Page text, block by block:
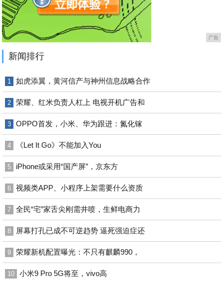
广告
新闻排行
1 如虎添翼，黄河信产与神州信息战略合作
2 荣耀、红米负责人杠上 电视开机广告和
3 OPPO首发，小米、华为跟进：氮化镓
4 《Let It Go》不能加入You
5 iPhone或采用“国产屏”，京东方
6 视频类APP、小程序上架需要什么资质
7 全民“宅”家舌尖刚需井喷，生鲜电商力
8 屏幕打孔已成不可逆趋势 逼死强迫症还
9 荣耀新机配置曝光：不只有麒麟990，
10 小米9 Pro 5G将至，vivo高